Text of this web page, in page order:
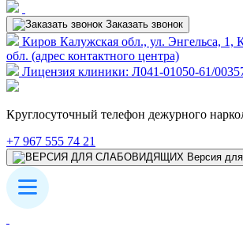
Заказать звонок
Киров Калужская обл., ул. Энгельса, 1,
обл. (адрес контактного центра)
Лицензия клиники: Л041-01050-61/
Круглосуточный телефон дежурного
+7 967 555 74 21
Версия